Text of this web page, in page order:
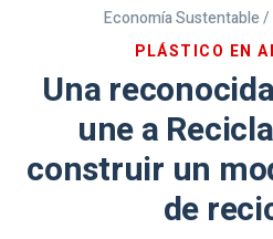
Economía Sustentable /
PLÁSTICO EN
Una
une a
construir un
de